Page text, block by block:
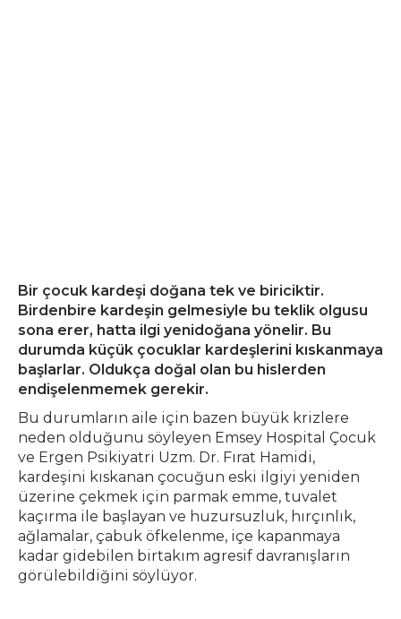
Bir çocuk kardeşi doğana tek ve biriciktir.
Birdenbire kardeşin gelmesiyle bu teklik olgusu
sona erer, hatta ilgi yenidoğana yönelir. Bu
durumda küçük çocuklar kardeşlerini kıskanmaya
başlarlar. Oldukça doğal olan bu hislerden
endişelenmemek gerekir.
Bu durumların aile için bazen büyük krizlere
neden olduğunu söyleyen Emsey Hospital Çocuk
ve Ergen Psikiyatri Uzm. Dr. Fırat Hamidi,
kardeşini kıskanan çocuğun eski ilgiyi yeniden
üzerine çekmek için parmak emme, tuvalet
kaçırma ile başlayan ve huzursuzluk, hırçınlık,
ağlamalar, çabuk öfkelenme, içe kapanmaya
kadar gidebilen birtakım agresif davranışların
görülebildiğini söylüyor.